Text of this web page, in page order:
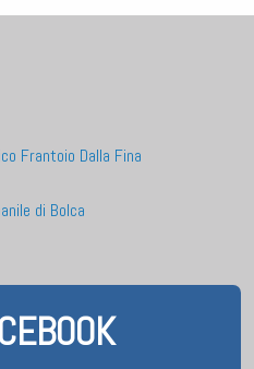
Frantoio Dalla Fina
di Bolca